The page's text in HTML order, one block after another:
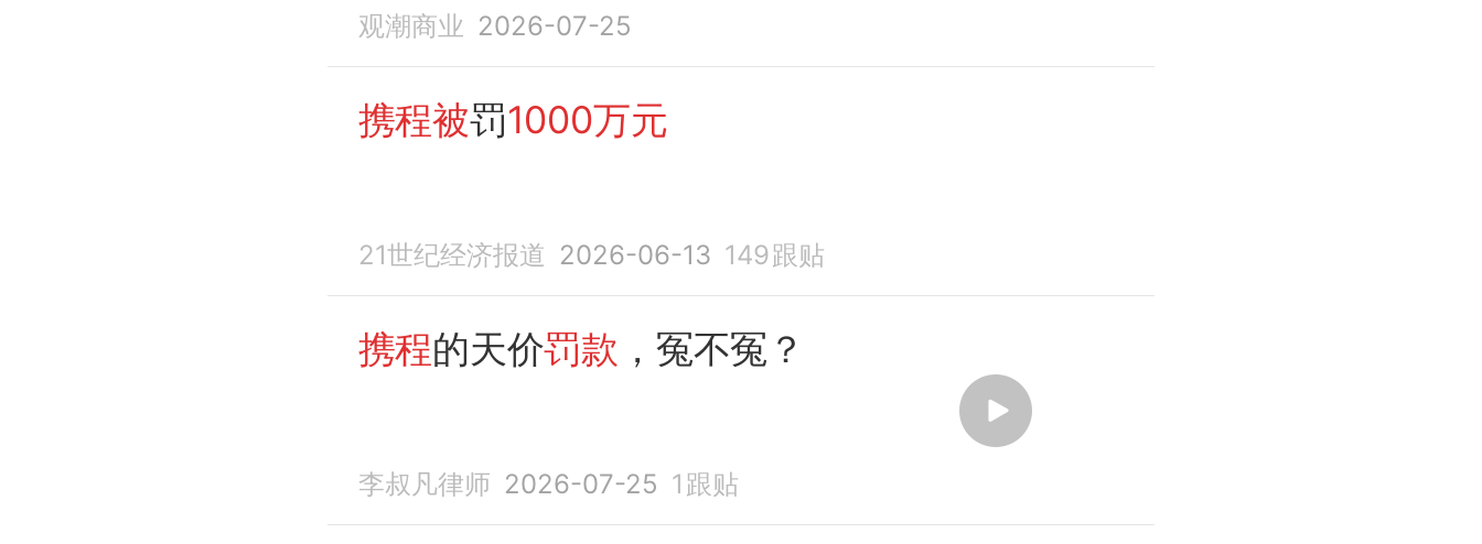
观潮商业 2026-07-25
携程被罚1000万元
21世纪经济报道 2026-06-13 149跟贴
携程的天价罚款 ，冤不冤？
李叔凡律师 2026-07-25 1 跟贴